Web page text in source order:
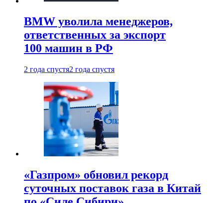
BMW уволила менеджеров,
ответственных за экспорт
100 машин в РФ
2 года спустя2 года спустя
«Газпром» обновил рекорд
суточных поставок газа в Китай